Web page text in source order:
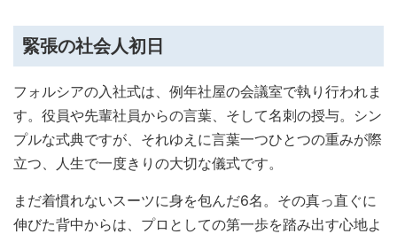
緊張の社会人初日
フォルシアの入社式は、例年社屋の会議室で執り行われま
す。役員や先輩社員からの言葉、そして名刺の授与。シン
プルな式典ですが、それゆえに言葉一つひとつの重みが際
立つ、人生で一度きりの大切な儀式です。
まだ着慣れないスーツに身を包んだ6名。その真っ直ぐに
伸びた背中からは、プロとしての第一歩を踏み出す心地よ